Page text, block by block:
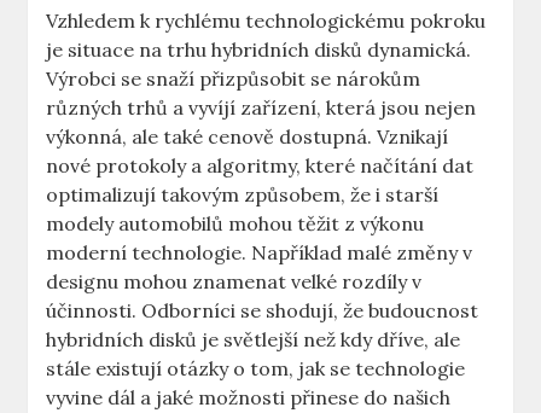
Vzhledem k rychlému⁣ technologickému pokroku
je ‍situace na ‌trhu hybridních disků dynamická.
Výrobci ​se snaží‌ přizpůsobit se nárokům
‌různých trhů ‌a vyvíjí zařízení, která jsou ‌nejen
výkonná, ale ⁣také ‍cenově ​dostupná.⁤ Vznikají
nové ‍protokoly​ a algoritmy, ⁤které‍ načítání dat
optimalizují takovým způsobem, že i starší
modely automobilů mohou těžit z výkonu
moderní technologie. Například malé změny ‍v
designu mohou znamenat velké rozdíly v
účinnosti. ‌Odborníci se shodují, že budoucnost
‌hybridních disků je světlejší než⁣ kdy dříve, ale
stále existují otázky‍ o tom, ⁤jak se technologie
vyvine ⁣dál a jaké ⁤možnosti přinese do našich⁢